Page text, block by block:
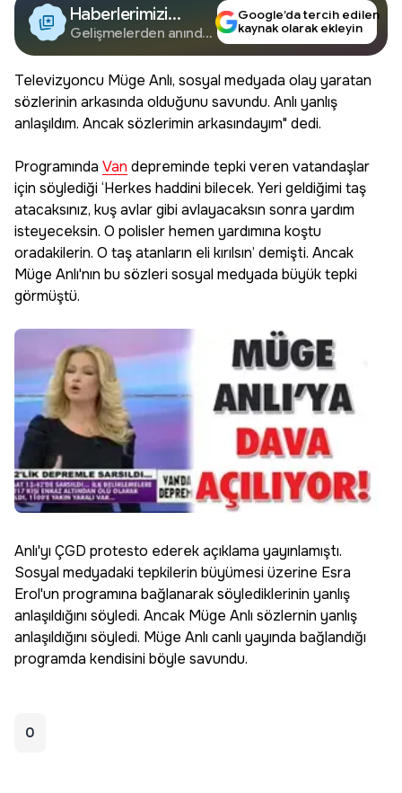
Haberlerimizi
Google'da Takip
Edin
Gelişmelerden anında
Google’da tercih edilen
kaynak olarak ekleyin
Televizyoncu Müge Anlı, sosyal medyada olay yaratan
sözlerinin arkasında olduğunu savundu. Anlı yanlış
anlaşıldım. Ancak sözlerimin arkasındayım" dedi.
Programında Van depreminde tepki veren vatandaşlar
için söylediği ‘Herkes haddini bilecek. Yeri geldiğimi taş
atacaksınız, kuş avlar gibi avlayacaksın sonra yardım
isteyeceksin. O polisler hemen yardımına koştu
oradakilerin. O taş atanların eli kırılsın’ demişti. Ancak
Müge Anlı'nın bu sözleri sosyal medyada büyük tepki
görmüştü.
Anlı'yı ÇGD protesto ederek açıklama yayınlamıştı.
Sosyal medyadaki tepkilerin büyümesi üzerine Esra
Erol'un programına bağlanarak söylediklerinin yanlış
anlaşıldığını söyledi. Ancak Müge Anlı sözlernin yanlış
anlaşıldığını söyledi. Müge Anlı canlı yayında bağlandığı
programda kendisini böyle savundu.
0